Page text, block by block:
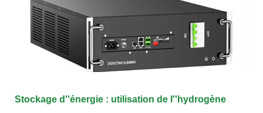
Stockage d''énergie : utilisation de l''hydrogène